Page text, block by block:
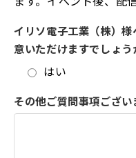
イリソ電子工業（株）
意いただけますでしょう
はい
その他ご質問事項ござい